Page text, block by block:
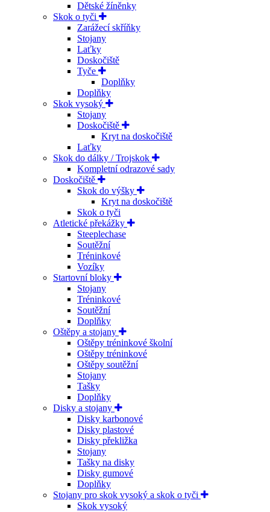
Dětské žíněnky
Skok o tyči
Zarážecí skříňky
Stojany
Laťky
Doskočiště
Tyče
Doplňky
Doplňky
Skok vysoký
Stojany
Doskočiště
Kryt na doskočiště
Laťky
Skok do dálky / Trojskok
Kompletní odrazové sady
Doskočiště
Skok do výšky
Kryt na doskočiště
Skok o tyči
Atletické překážky
Steeplechase
Soutěžní
Tréninkové
Vozíky
Startovní bloky
Stojany
Tréninkové
Soutěžní
Doplňky
Oštěpy a stojany
Oštěpy tréninkové školní
Oštěpy tréninkové
Oštěpy soutěžní
Stojany
Tašky
Doplňky
Disky a stojany
Disky karbonové
Disky plastové
Disky překližka
Stojany
Tašky na disky
Disky gumové
Doplňky
Stojany pro skok vysoký a skok o tyči
Skok vysoký